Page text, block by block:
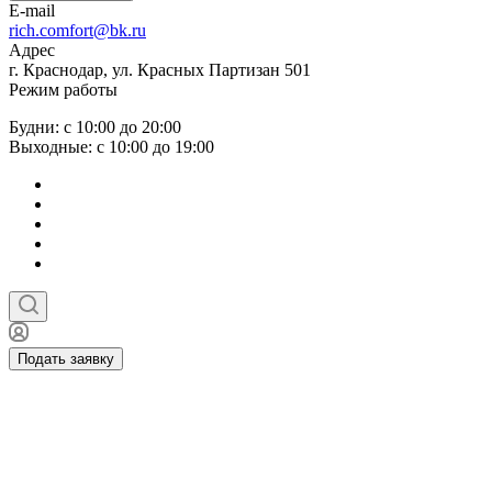
E-mail
rich.comfort@bk.ru
Адрес
г. Краснодар, ул. Красных Партизан 501
Режим работы
Будни: с 10:00 до 20:00
Выходные: с 10:00 до 19:00
Подать заявку